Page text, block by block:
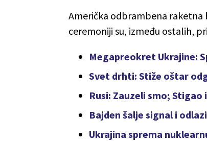
Američka odbrambena raketna
ceremoniji su, između ostalih,
Megapreokret Ukrajine:
Svet drhti: Stiže oštar
Rusi: Zauzeli smo; Stigao
Bajden šalje signal i odlazi
Ukrajina sprema